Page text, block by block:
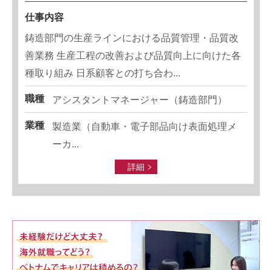
仕事内容
鋳造部門の生産ラインにおける品質管理・品質改
善業務 生産工程の改善および品質向上に向けた各
種取り組み 日系顧客との打ち合わ...
職種 アシスタントマネージャー（鋳造部門）
業種
製造業（自動車・電子部品向け表面処理メ
ーカ...
詳細